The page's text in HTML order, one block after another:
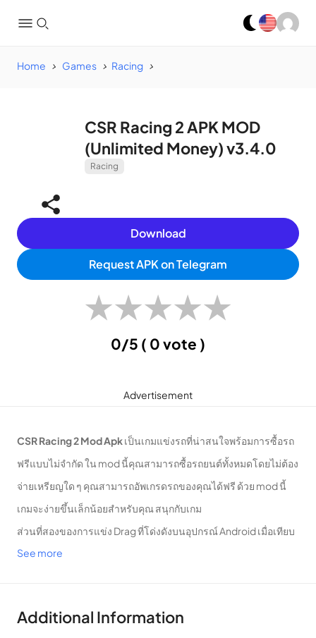
Home Games Racing
CSR Racing 2 APK MOD
(Unlimited Money) v3.4.0
Racing
Download
Request APK on Telegram
★★★★★
0/5 ( 0 vote )
Advertisement
CSR Racing 2 Mod Apkเป็นเกมแข่งรถที่น่าสนใจพร้อมการซื้อรถ
ฟรีแบบไม่จำกัด ใน mod นี้คุณสามารถซื้อรถยนต์ทั้งหมดโดยไม่ต้อง
จ่ายเหรียญใด ๆ คุณสามารถอัพเกรดรถของคุณได้ฟรี ด้วย mod นี้
เกมจะง่ายขึ้นเล็กน้อยสำหรับคุณ สนุกกับเกม
ส่วนที่สองของการแข่ง Drag ที่โด่งดังบนอุปกรณ์ Android เมื่อเทียบ
กับเกมเวอร์ชั่นแรก CSR Racing 2 ได้รับการปรับปรุงและดัดแปลง
รวมถึงแฟน ๆ ทุกคนที่สามารถดึงคุณเข้ามาเล่นเป็นเวลาหลาย
See more
Additional Information